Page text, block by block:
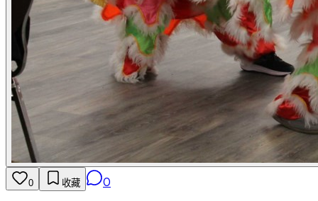
0 收藏 0